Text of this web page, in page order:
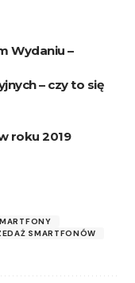
Wydaniu –
– czy to się
roku 2019
SMARTFONÓW